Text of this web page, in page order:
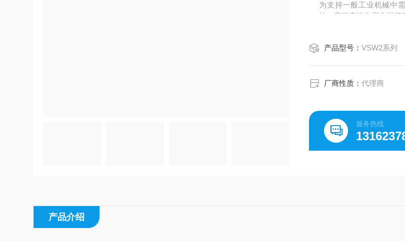
为支持一般工业机械中
性、高稳定性为概念进行
产品型号：VSW2系列
厂商性质：代理商
服务热线
产品介绍